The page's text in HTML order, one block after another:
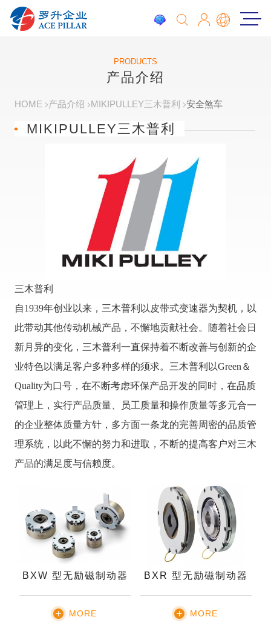
PRODUCTS
产品介绍
HOME 产品介绍 MIKIPULLEY三木普利 安全煞车
MIKIPULLEY三木普利
三木普利
自1939年创业以来，三木普利以皮带式变速器为契机，以
此带动其他传动机械产品，不懈地贡献社会。随着社会日
新月异的变化，三木普利一直保持着不断改善与创新的企
业特色以满足客户多种多样的须求。三木普利以Green＆
Quality为口号，在不断考虑环保产品开发的同时，在品质
管理上，实行产品质量、员工质量和操作质量等多元合一
的企业整体质量方针，多方面一条龙的完善周密的品质管
理系统，以此不懈的努力和进取，不断的提高客户对三木
产品的满足度与信赖度。
BXW 型无励磁制动器
MORE
BXR 型无励磁制动器
MORE